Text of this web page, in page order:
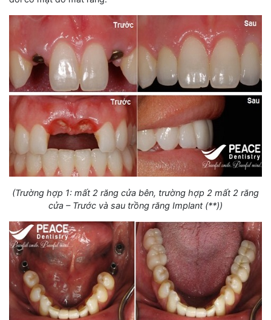
(Trường hợp 1: mất 2 răng cửa bên, trường hợp 2 mất 2 răng
cửa – Trước và sau trồng răng Implant (**))